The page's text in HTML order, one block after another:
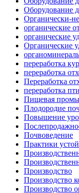
Оборудование
Органически-
органические
органические
Органические
переработка
переработка
Переработка
переработка
Пищевая
Плодородие
Повышение
Почвоведение
Практики
Производство
Производство
Производство